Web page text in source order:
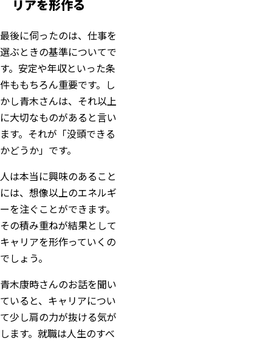
リアを形作る
最後に伺ったのは、仕事を
選ぶときの基準についてで
す。安定や年収といった条
件ももちろん重要です。し
かし青木さんは、それ以上
に大切なものがあると言い
ます。それが「没頭できる
かどうか」です。
人は本当に興味のあること
には、想像以上のエネルギ
ーを注ぐことができます。
その積み重ねが結果として
キャリアを形作っていくの
でしょう。
青木康時さんのお話を聞い
ていると、キャリアについ
て少し肩の力が抜ける気が
します。就職は人生のすべ